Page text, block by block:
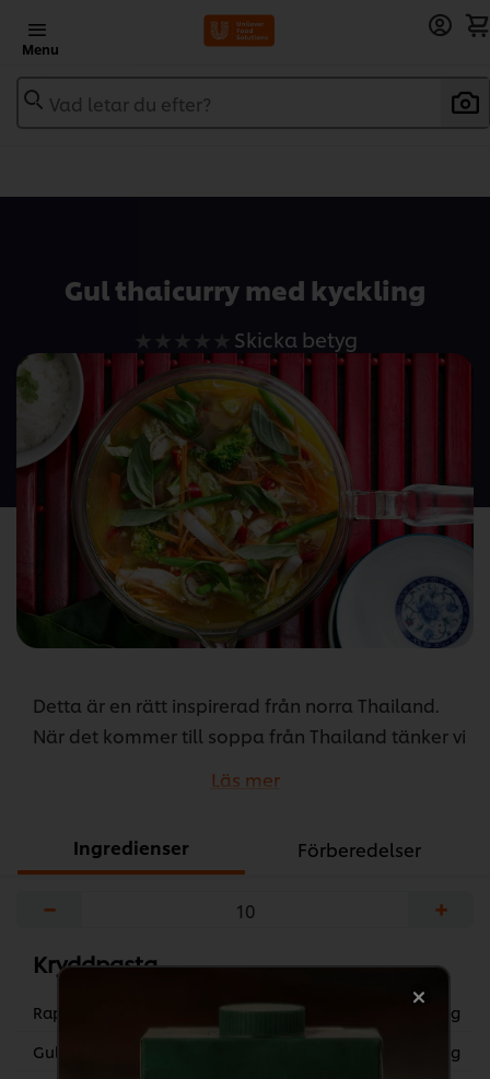
Menu
Vad letar du efter?
Gul thaicurry med kyckling
Inga
betyg
har
skickats
för
denna
recipe
Skicka betyg
Detta är en rätt inspirerad från norra Thailand.
När det kommer till soppa från Thailand tänker vi
Läs mer
Ingredienser Förberedelser
− +
Kryddpasta
Rapsolja
40 g
Gul currypasta
35 g